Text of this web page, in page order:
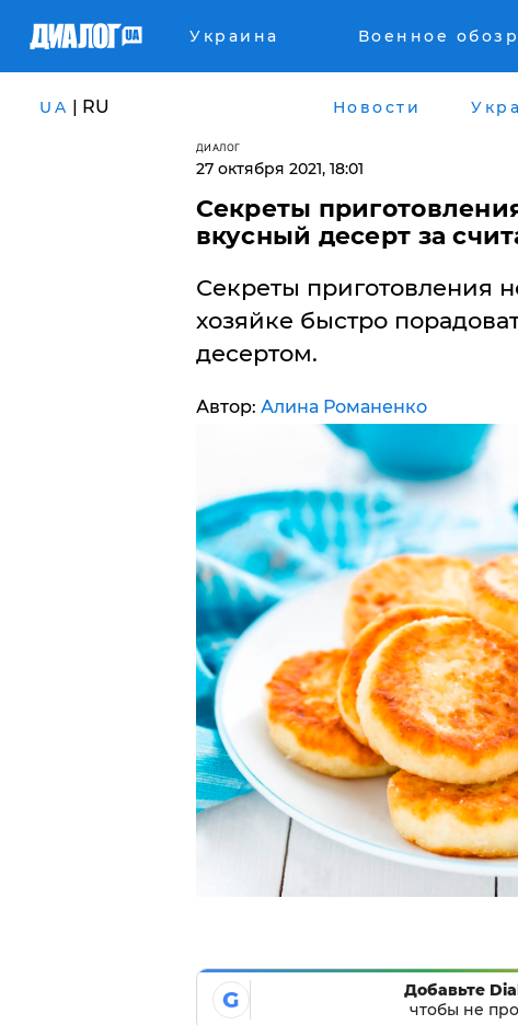
Украина Военное
UA | RU Новости
ДИАЛОГ
27 октября 2021, 18:01
Секреты
вкусный десерт за
Секреты приготовления
хозяйке быстро
десертом.
Автор: Алина Романенко
G
Добавьте
чтобы не